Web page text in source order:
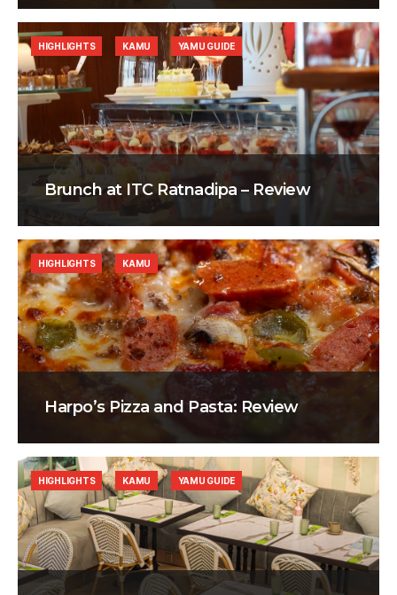
Brunch at ITC Ratnadipa – Review
HIGHLIGHTS KAMU YAMU GUIDE
Harpo’s Pizza and Pasta: Review
HIGHLIGHTS KAMU
HIGHLIGHTS KAMU YAMU GUIDE